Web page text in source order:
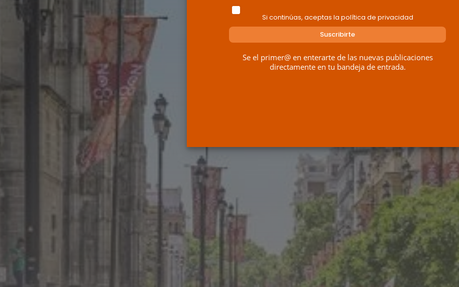
Si continúas, aceptas la política de privacidad
Se el primer@ en enterarte de las nuevas publicaciones
directamente en tu bandeja de entrada.